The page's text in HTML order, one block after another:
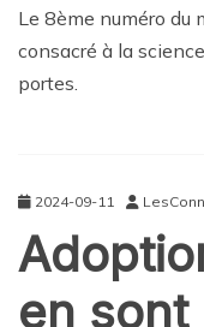
Le 8ème numéro du
consacré à la
portes.
2024-09-11
en sont